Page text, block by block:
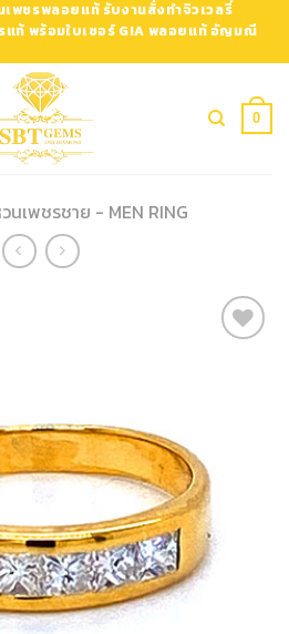
พชรพลอยแท้ รับงานสั่งทำจิวเวลรี่
แท้ พร้อมใบเซอร์ GIA พลอยแท้ อัญมณี
0
นเพชรชาย - MEN RING